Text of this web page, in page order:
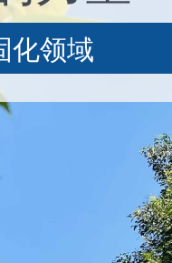
化领域